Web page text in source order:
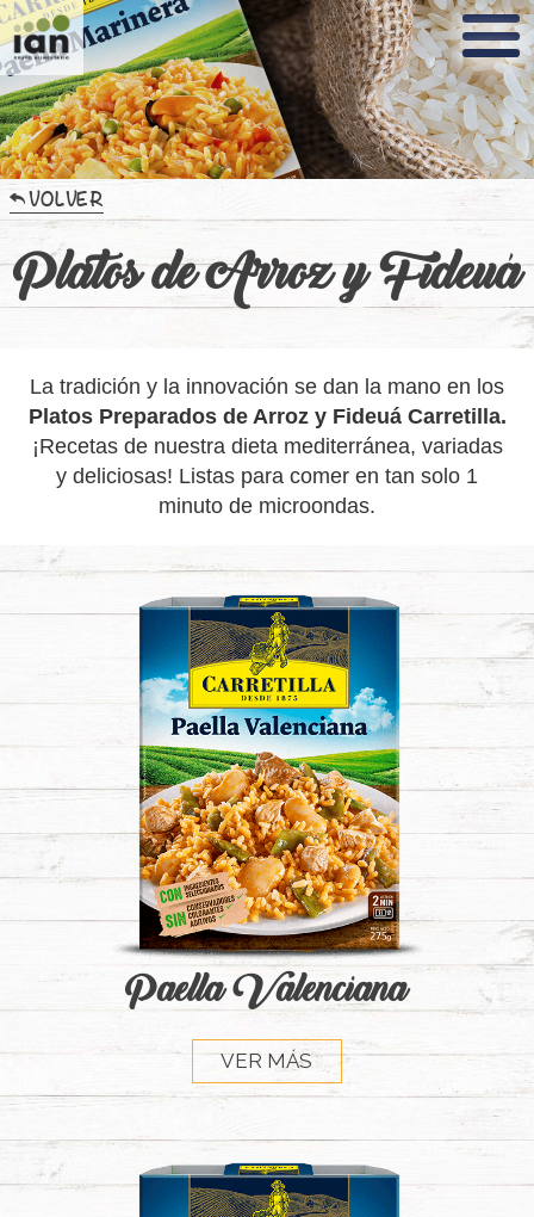
Nota:
este
sitio
web
incluye
un
sistema
de
accesibilidad.
VOLVER
Platos de Arroz y Fideuá
La tradición y la innovación se dan la mano en los
Platos Preparados de Arroz y Fideuá Carretilla.
¡Recetas de nuestra dieta mediterránea, variadas
y deliciosas! Listas para comer en tan solo 1
minuto de microondas.
Paella Valenciana
VER MÁS